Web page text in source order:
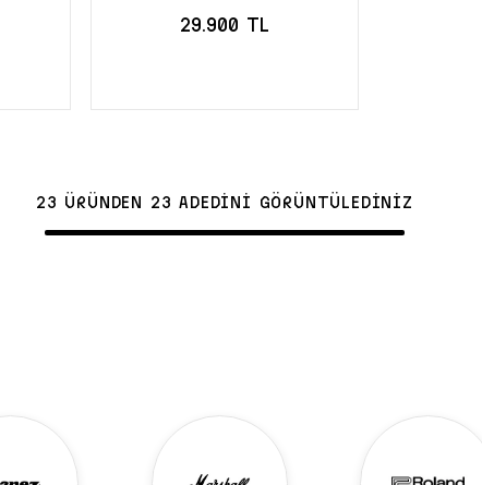
29.900 TL
23 ÜRÜNDEN 23 ADEDİNİ GÖRÜNTÜLEDİNİZ